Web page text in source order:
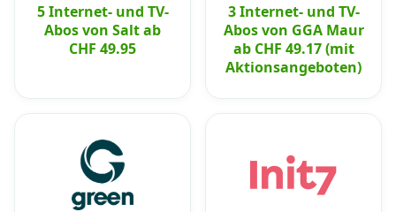
5 Internet- und TV-
Abos von Salt ab
CHF 49.95
3 Internet- und TV-
Abos von GGA Maur
ab CHF 49.17 (mit
Aktionsangeboten)